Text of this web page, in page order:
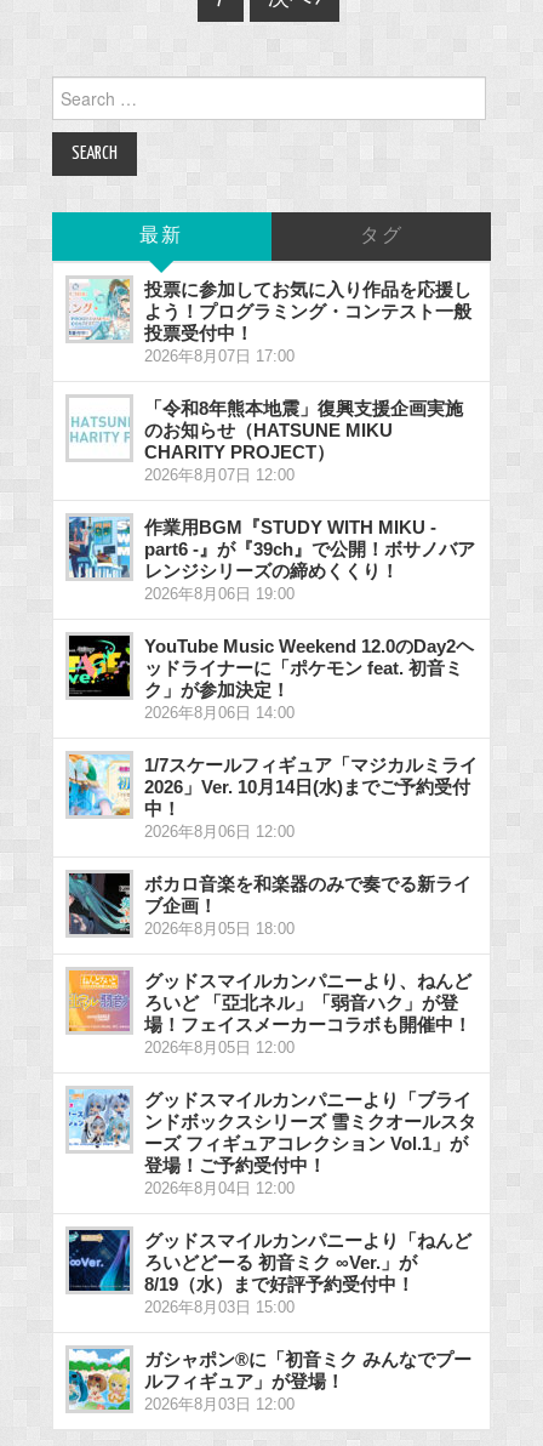
for:
最新 タグ
投票に参加してお気に入り作品を応援し
よう！プログラミング・コンテスト一般
投票受付中！
2026年8月07日 17:00
「令和8年熊本地震」復興支援企画実施
のお知らせ（HATSUNE MIKU
CHARITY PROJECT）
2026年8月07日 12:00
作業用BGM『STUDY WITH MIKU -
part6 -』が『39ch』で公開！ボサノバア
レンジシリーズの締めくくり！
2026年8月06日 19:00
YouTube Music Weekend 12.0のDay2ヘ
ッドライナーに「ポケモン feat. 初音ミ
ク」が参加決定！
2026年8月06日 14:00
1/7スケールフィギュア「マジカルミライ
2026」Ver. 10月14日(水)までご予約受付
中！
2026年8月06日 12:00
ボカロ音楽を和楽器のみで奏でる新ライ
ブ企画！
2026年8月05日 18:00
グッドスマイルカンパニーより、ねんど
ろいど 「亞北ネル」「弱音ハク」が登
場！フェイスメーカーコラボも開催中！
2026年8月05日 12:00
グッドスマイルカンパニーより「ブライ
ンドボックスシリーズ 雪ミクオールスタ
ーズ フィギュアコレクション Vol.1」が
登場！ご予約受付中！
2026年8月04日 12:00
グッドスマイルカンパニーより「ねんど
ろいどどーる 初音ミク ∞Ver.」が
8/19（水）まで好評予約受付中！
2026年8月03日 15:00
ガシャポン®に「初音ミク みんなでプー
ルフィギュア」が登場！
2026年8月03日 12:00